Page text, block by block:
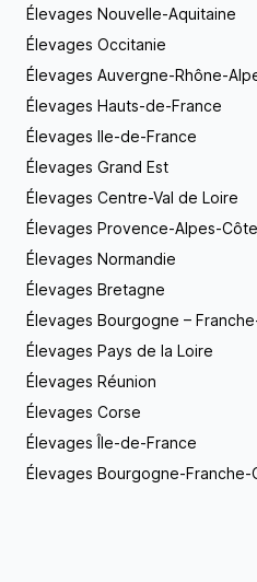
contacter. Nous vous
plaisir ! Vous pouvez
téléphone. Notre
les visiteurs désireux
de notre élevage. Nous
d’entre eux. Mes
commune : la chasse.
disposons d’un grand
profiter pleinement de
parcours professionnel,
chiots ou la race que
à me contacter par mail
avec un grand plaisir que
questions !
Élevages Nouvelle-Aquitaine
Élevages Occitanie
Élevages Auvergne-Rhône-
Élevages Hauts-de-France
Élevages Ile-de-France
Élevages Grand Est
Élevages Centre-Val de Loire
Élevages Provence-Alpes-
Élevages Normandie
Élevages Bretagne
Élevages Bourgogne –
Élevages Pays de la Loire
Élevages Réunion
Élevages Corse
Élevages Île-de-France
Élevages Bourgogne-Franche-